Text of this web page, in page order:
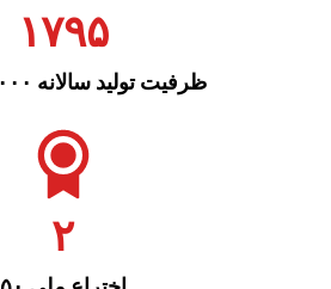
۱۷۹۵
ظرفیت تولید سالانه ۴۰،۰۰۰ واحد
۲